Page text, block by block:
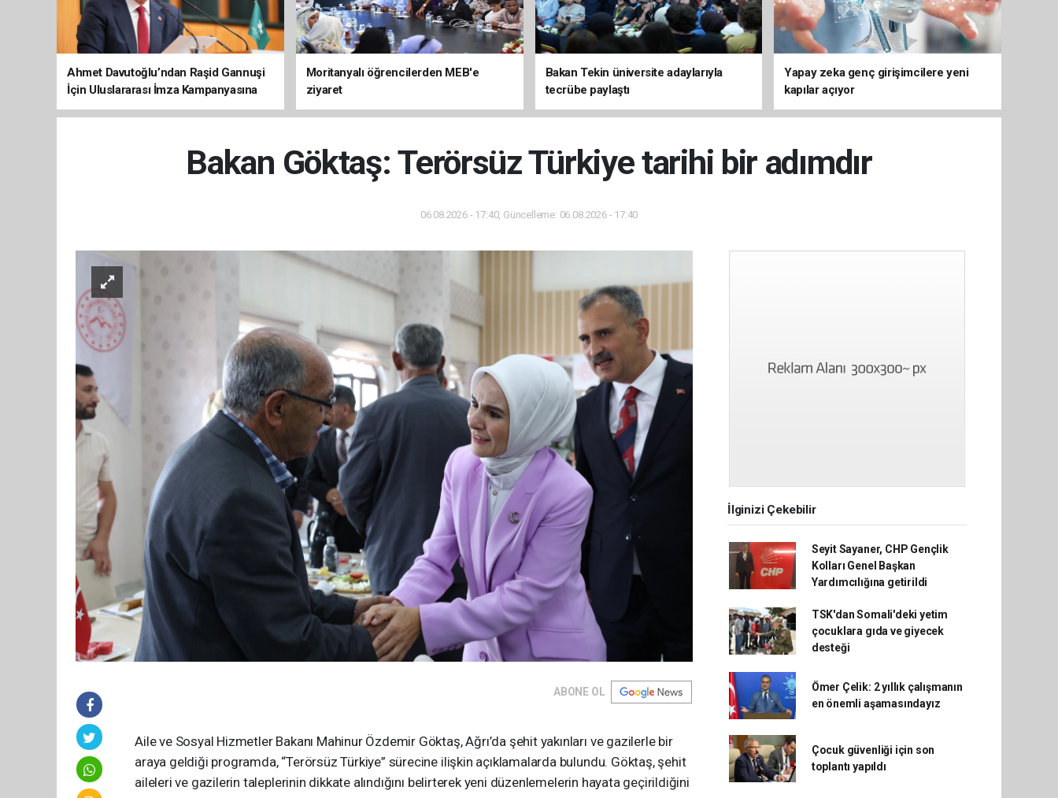
Ahmet Davutoğlu’ndan Raşid Gannuşi
İçin Uluslararası İmza Kampanyasına
Destek
Moritanyalı öğrencilerden MEB'e
ziyaret
Bakan Tekin üniversite adaylarıyla
tecrübe paylaştı
Yapay zeka genç girişimcilere yeni
kapılar açıyor
Bakan Göktaş: Terörsüz Türkiye tarihi bir adımdır
06.08.2026 - 17:40, Güncelleme: 06.08.2026 - 17:40
ABONE OL
Aile ve Sosyal Hizmetler Bakanı Mahinur Özdemir Göktaş, Ağrı’da şehit yakınları ve gazilerle bir
araya geldiği programda, “Terörsüz Türkiye” sürecine ilişkin açıklamalarda bulundu. Göktaş, şehit
aileleri ve gazilerin taleplerinin dikkate alındığını belirterek yeni düzenlemelerin hayata geçirildiğini
İlginizi Çekebilir
Seyit Sayaner, CHP Gençlik
Kolları Genel Başkan
Yardımcılığına getirildi
TSK'dan Somali'deki yetim
çocuklara gıda ve giyecek
desteği
Ömer Çelik: 2 yıllık çalışmanın
en önemli aşamasındayız
Çocuk güvenliği için son
toplantı yapıldı